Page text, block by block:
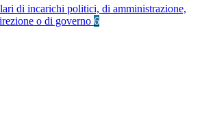
di incarichi politici, di amministrazione,
o di governo 6